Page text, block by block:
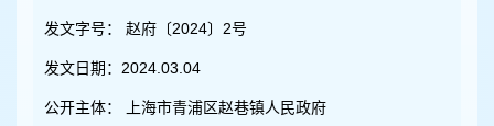
发文字号： 赵府〔2024〕2号
发文日期： 2024.03.04
公开主体： 上海市青浦区赵巷镇人民政府